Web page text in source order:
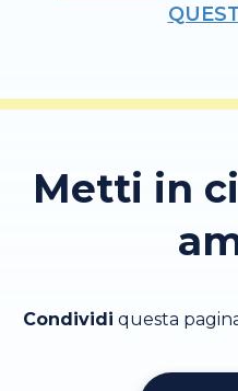
Metti in
Condividi questa